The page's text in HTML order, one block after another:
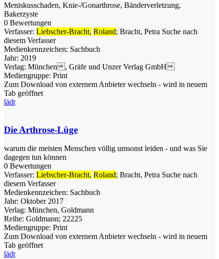
Meniskusschaden, Knie-/Gonarthrose, Bänderverletzung,
Bakerzyste
0 Bewertungen
Verfasser: Liebscher-Bracht, Roland; Bracht, Petra Suche nach
diesem Verfasser
Medienkennzeichen: Sachbuch
Jahr: 2019
Verlag: München, Gräfe und Unzer Verlag GmbH
Mediengruppe: Print
Zum Download von externem Anbieter wechseln - wird in neuem
Tab geöffnet
lädt
Die Arthrose-Lüge
warum die meisten Menschen völlig umsonst leiden - und was Sie
dagegen tun können
0 Bewertungen
Verfasser: Liebscher-Bracht, Roland; Bracht, Petra Suche nach
diesem Verfasser
Medienkennzeichen: Sachbuch
Jahr: Oktober 2017
Verlag: München, Goldmann
Reihe: Goldmann; 22225
Mediengruppe: Print
Zum Download von externem Anbieter wechseln - wird in neuem
Tab geöffnet
lädt